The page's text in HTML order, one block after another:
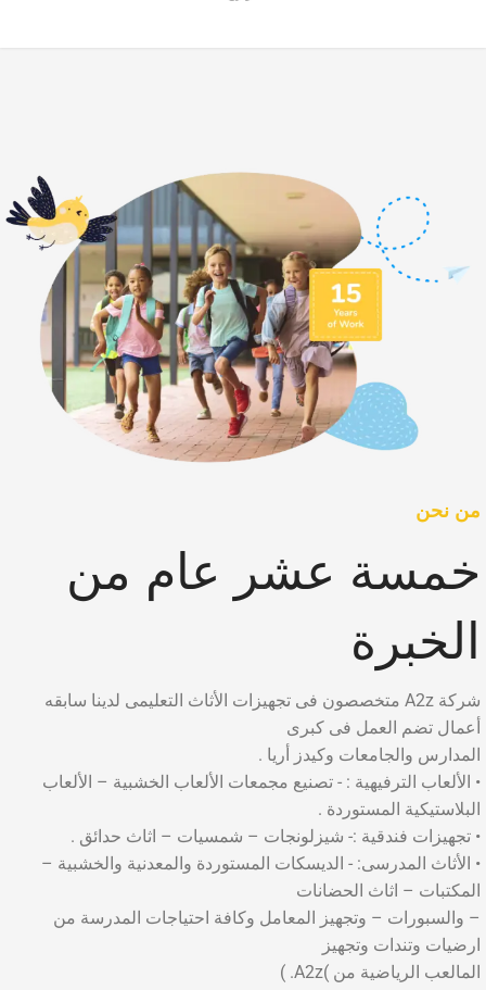
من نحن
خمسة عشر عام من
الخبرة
شركة A2z متخصصون فى تجهيزات الأثاث التعليمى لدينا سابقه
أعمال تضم العمل فى كبرى
المدارس والجامعات وكيدز أريا .
• الألعاب الترفيهية : - تصنيع مجمعات الألعاب الخشبية – الألعاب
البلاستيكية المستوردة .
• تجهيزات فندقية :- شيزلونجات – شمسيات – اثاث حدائق .
• الأثاث المدرسى: - الديسكات المستوردة والمعدنية والخشبية –
المكتبات – اثاث الحضانات
– والسبورات – وتجهيز المعامل وكافة احتياجات المدرسة من
ارضيات وتندات وتجهيز
المالعب الرياضية من )A2z. )